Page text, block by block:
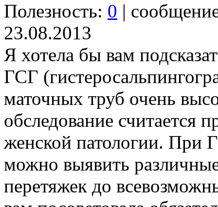
Полезность: 0 |
23.08.2013
Я хотела бы вам
ГСГ
маточных труб очень
обследование считается
женской патологии. При
можно выявить
перетяжек до